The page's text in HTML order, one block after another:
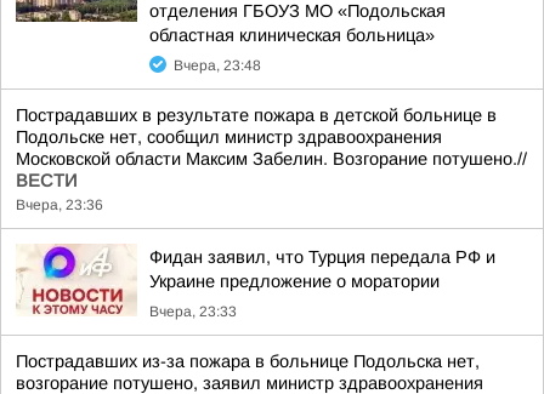
отделения ГБОУЗ МО «Подольская
областная клиническая больница»
Вчера, 23:48
Пострадавших в результате пожара в детской больнице в
Подольске нет, сообщил министр здравоохранения
Московской области Максим Забелин. Возгорание потушено.//
ВЕСТИ
Вчера, 23:36
Фидан заявил, что Турция передала РФ и
Украине предложение о моратории
Вчера, 23:33
Пострадавших из-за пожара в больнице Подольска нет,
возгорание потушено, заявил министр здравоохранения